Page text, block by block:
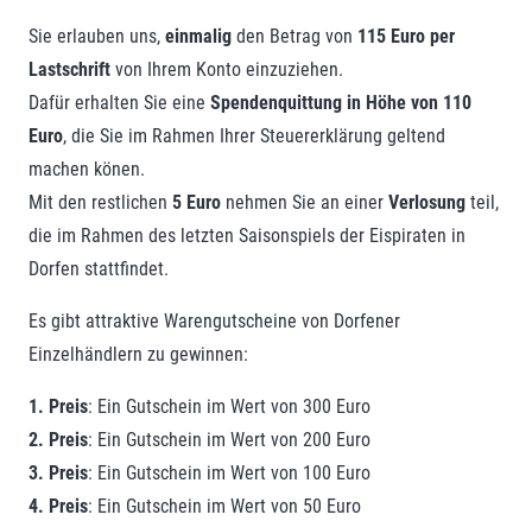
Sie erlauben uns, einmalig den Betrag von 115 Euro per
Lastschrift von Ihrem Konto einzuziehen.
Dafür erhalten Sie eine Spendenquittung in Höhe von 110
Euro, die Sie im Rahmen Ihrer Steuererklärung geltend
machen könen.
Mit den restlichen 5 Euro nehmen Sie an einer Verlosung teil,
die im Rahmen des letzten Saisonspiels der Eispiraten in
Dorfen stattfindet.
Es gibt attraktive Warengutscheine von Dorfener
Einzelhändlern zu gewinnen:
1. Preis: Ein Gutschein im Wert von 300 Euro
2. Preis: Ein Gutschein im Wert von 200 Euro
3. Preis: Ein Gutschein im Wert von 100 Euro
4. Preis: Ein Gutschein im Wert von 50 Euro